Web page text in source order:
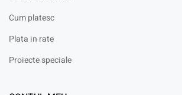
Cum platesc
Plata in rate
Proiecte speciale